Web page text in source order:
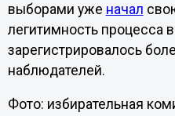
выборами уже начал
легитимность процесса
зарегистрировалось
наблюдателей.
Фото: избирательная